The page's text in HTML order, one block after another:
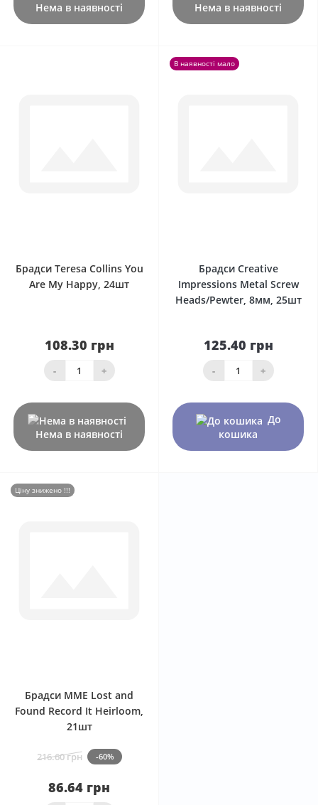
Нема в наявності Нема в наявності
Брадси Teresa Collins You
Are My Happy, 24шт
108.30 грн
- +
Нема в наявності
В наявності мало
Брадси Creative
Impressions Metal Screw
Heads/Pewter, 8мм, 25шт
125.40 грн
- +
До
кошика
Ціну знижено !!!
Брадси MME Lost and
Found Record It Heirloom,
21шт
216.60 грн -60%
86.64 грн